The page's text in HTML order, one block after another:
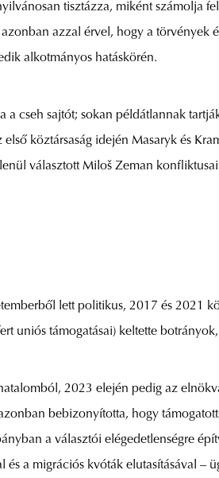
tisztázza, miként számolja
azonban azzal érvel, hogy a
alkotmányos hatáskörén.
a cseh sajtót; sokan példátlannak
köztársaság idején Masaryk és
választott Miloš Zeman
lett politikus, 2017 és 2021
uniós támogatásai) keltette
2023 elején pedig az
bebizonyította, hogy
a választói elégedetlenségre
és a migrációs kvóták elutasításával